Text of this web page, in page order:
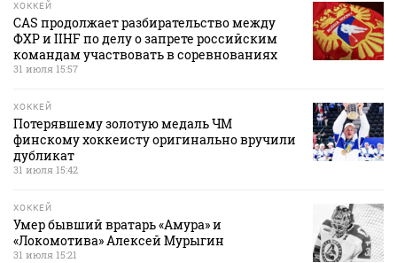
ХОККЕЙ
CAS продолжает разбирательство между
ФХР и IIHF по делу о запрете российским
командам участвовать в соревнованиях
31 июля 15:57
ХОККЕЙ
Потерявшему золотую медаль ЧМ
финскому хоккеисту оригинально вручили
дубликат
31 июля 15:42
ХОККЕЙ
Умер бывший вратарь «Амура» и
«Локомотива» Алексей Мурыгин
31 июля 15:21